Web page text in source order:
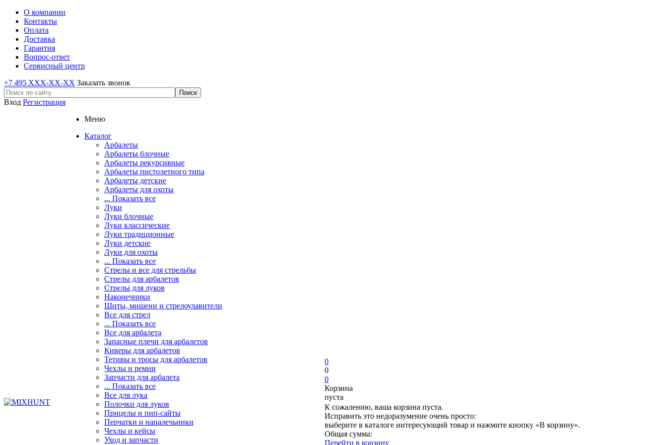
О компании
Контакты
Оплата
Доставка
Гарантия
Вопрос-ответ
Сервисный центр
+7 495 XXX-XX-XX Заказать звонок
Вход Регистрация
Меню
Каталог
Арбалеты
Арбалеты блочные
Арбалеты рекурсивные
Арбалеты пистолетного типа
Арбалеты детские
Арбалеты для охоты
... Показать все
Луки
Луки блочные
Луки классические
Луки традиционные
Луки детские
Луки для охоты
... Показать все
Стрелы и все для стрельбы
Стрелы для арбалетов
Стрелы для луков
Наконечники
Щиты, мишени и стрелоулавители
Все для стрел
... Показать все
Все для арбалета
Запасные плечи для арбалетов
Киверы для арбалетов
Тетивы и тросы для арбалетов
Чехлы и ремни
Запчасти для арбалета
... Показать все
Все для лука
Полочки для луков
Прицелы и пип-сайты
Перчатки и напалечьники
Чехлы и кейсы
Уход и запчасти
0
0
0
Корзина
пуста
К сожалению, ваша корзина пуста.
Исправить это недоразумение очень просто:
выберите в каталоге интересующий товар и нажмите кнопку «В корзину».
Общая сумма:
Перейти в корзину